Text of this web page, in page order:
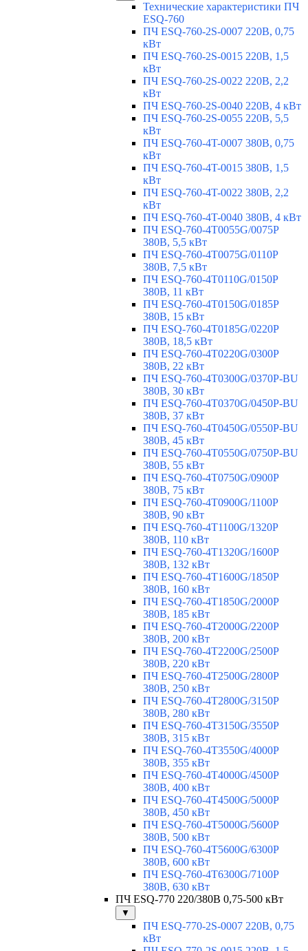
Технические характеристики ПЧ
ESQ-760
ПЧ ESQ-760-2S-0007 220В, 0,75
кВт
ПЧ ESQ-760-2S-0015 220В, 1,5
кВт
ПЧ ESQ-760-2S-0022 220В, 2,2
кВт
ПЧ ESQ-760-2S-0040 220В, 4 кВт
ПЧ ESQ-760-2S-0055 220В, 5,5
кВт
ПЧ ESQ-760-4T-0007 380В, 0,75
кВт
ПЧ ESQ-760-4T-0015 380В, 1,5
кВт
ПЧ ESQ-760-4T-0022 380В, 2,2
кВт
ПЧ ESQ-760-4T-0040 380В, 4 кВт
ПЧ ESQ-760-4T0055G/0075P
380В, 5,5 кВт
ПЧ ESQ-760-4T0075G/0110P
380В, 7,5 кВт
ПЧ ESQ-760-4T0110G/0150P
380В, 11 кВт
ПЧ ESQ-760-4T0150G/0185P
380В, 15 кВт
ПЧ ESQ-760-4T0185G/0220P
380В, 18,5 кВт
ПЧ ESQ-760-4T0220G/0300P
380В, 22 кВт
ПЧ ESQ-760-4T0300G/0370P-BU
380В, 30 кВт
ПЧ ESQ-760-4T0370G/0450P-BU
380В, 37 кВт
ПЧ ESQ-760-4T0450G/0550P-BU
380В, 45 кВт
ПЧ ESQ-760-4T0550G/0750P-BU
380В, 55 кВт
ПЧ ESQ-760-4T0750G/0900P
380В, 75 кВт
ПЧ ESQ-760-4T0900G/1100P
380В, 90 кВт
ПЧ ESQ-760-4T1100G/1320P
380В, 110 кВт
ПЧ ESQ-760-4T1320G/1600P
380В, 132 кВт
ПЧ ESQ-760-4T1600G/1850P
380В, 160 кВт
ПЧ ESQ-760-4T1850G/2000P
380В, 185 кВт
ПЧ ESQ-760-4T2000G/2200P
380В, 200 кВт
ПЧ ESQ-760-4T2200G/2500P
380В, 220 кВт
ПЧ ESQ-760-4T2500G/2800P
380В, 250 кВт
ПЧ ESQ-760-4T2800G/3150P
380В, 280 кВт
ПЧ ESQ-760-4T3150G/3550P
380В, 315 кВт
ПЧ ESQ-760-4T3550G/4000P
380В, 355 кВт
ПЧ ESQ-760-4T4000G/4500P
380В, 400 кВт
ПЧ ESQ-760-4T4500G/5000P
380В, 450 кВт
ПЧ ESQ-760-4T5000G/5600P
380В, 500 кВт
ПЧ ESQ-760-4T5600G/6300P
380В, 600 кВт
ПЧ ESQ-760-4T6300G/7100P
380В, 630 кВт
ПЧ ESQ-770 220/380В 0,75-500 кВт
▼
ПЧ ESQ-770-2S-0007 220В, 0,75
кВт